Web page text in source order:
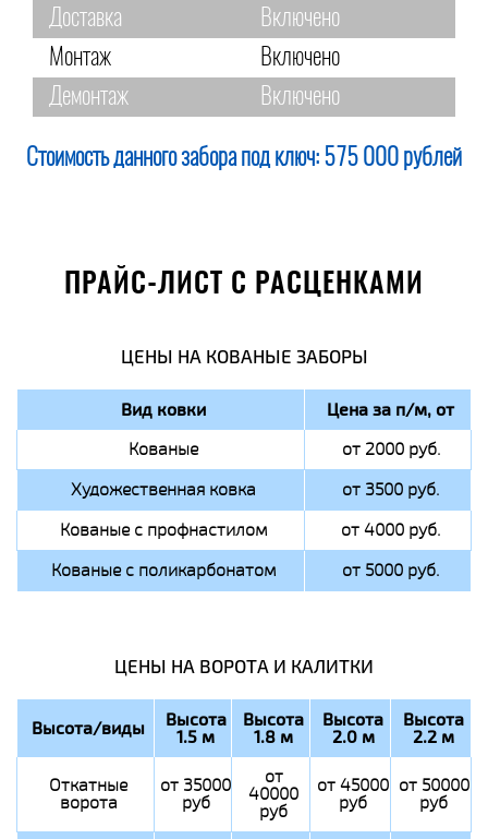
Доставка
Включено
Монтаж
Включено
Демонтаж
Включено
Стоимость данного забора под ключ: 575 000 рублей
ПРАЙС-ЛИСТ С РАСЦЕНКАМИ
ЦЕНЫ НА КОВАНЫЕ ЗАБОРЫ
Вид ковки Цена за п/м, от
Кованые
от 2000 руб.
Художественная ковка
от 3500 руб.
Кованые с профнастилом
от 4000 руб.
Кованые с поликарбонатом
от 5000 руб.
ЦЕНЫ НА ВОРОТА И КАЛИТКИ
Высота/виды Высота
1.5 м
Высота
1.8 м
Высота
2.0 м
Высота
2.2 м
Откатные
ворота
от 35000
руб
от
40000
руб
от 45000
руб
от 50000
руб